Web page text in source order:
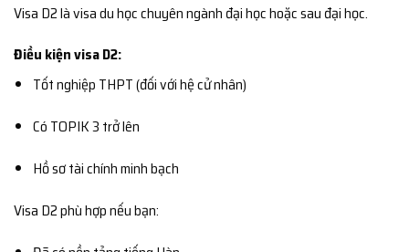
Visa D2 là visa du học chuyên ngành đại học hoặc sau đại học.
Điều kiện visa D2:
Tốt nghiệp THPT (đối với hệ cử nhân)
Có TOPIK 3 trở lên
Hồ sơ tài chính minh bạch
Visa D2 phù hợp nếu bạn: